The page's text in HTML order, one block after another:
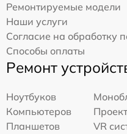
Ремонтируемые модели
Наши услуги
Согласие на обработку
Способы оплаты
Ремонт
Ноутбуков
Компьютеров
Планшетов
VR